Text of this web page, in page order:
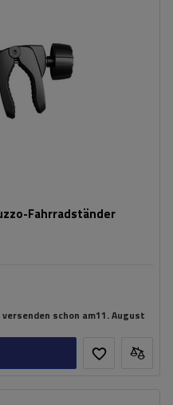
Fahrradständer
schon am11. August